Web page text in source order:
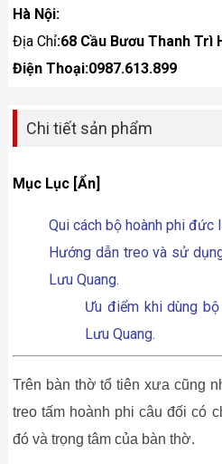
Hà Nội:
Địa Chỉ:68 Cầu Bươu Thanh Trì
Điện Thoại:0987.613.899
Chi tiết sản phẩm
Mục Lục [Ẩn]
Qui cách bộ hoành phi đức
Hướng dẫn treo và sử
Lưu Quang.
Ưu điểm khi dùng
Lưu Quang.
Trên bàn thờ tổ tiên xưa cũng
treo tấm hoành phi câu đối có
đó và trọng tâm của bàn thờ.